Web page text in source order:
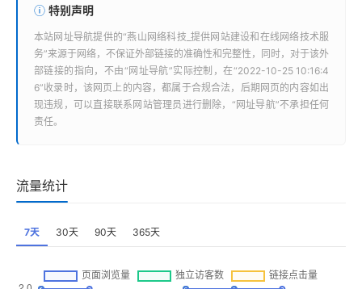
特别声明
本站网址导航提供的“燕山网络科技_提供网站建设和在线网络技术服
务”来源于网络，不保证外部链接的准确性和完整性，同时，对于该外
部链接的指向，不由“ 网址导航”实际控制，在“2022-10-25 10:16:4
6”收录时，该网页上的内容，都属于合规合法，后期网页的内容如出
现违规，可以直接联系网站管理员进行删除，“ 网址导航”不承担任何
责任。
流量统计
7天 30天 90天 365天